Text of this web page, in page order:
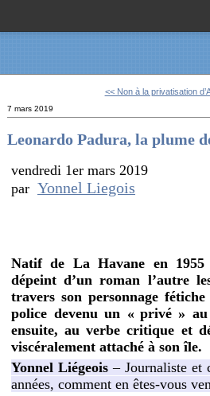
<< Non à la privatisation
7 mars 2019
Leonardo Padura, la plume
vendredi 1er mars 2019
parYonnel Liegois
Natif de La Havane en
dépeint d’un roman l’autre
travers son personnage
police devenu un « privé » au
ensuite, au verbe critique et
viscéralement attaché à son île.
Yonnel Liégeois – Journaliste et
années, comment en êtes-vous